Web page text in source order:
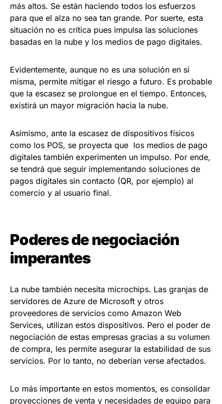
más altos. Se están haciendo todos los esfuerzos
para que el alza no sea tan grande. Por suerte, esta
situación no es crítica pues impulsa las soluciones
basadas en la nube y los medios de pago digitales.
Evidentemente, aunque no es una solución en sí
misma, permite mitigar el riesgo a futuro. Es probable
que la escasez se prolongue en el tiempo. Entonces,
existirá un mayor migración hacia la nube.
Asimismo, ante la escasez de dispositivos físicos
como los POS, se proyecta que los medios de pago
digitales también experimenten un impulso. Por ende,
se tendrá que seguir implementando soluciones de
pagos digitales sin contacto (QR, por ejemplo) al
comercio y al usuario final.
Poderes de negociación
imperantes
La nube también necesita microchips. Las granjas de
servidores de Azure de Microsoft y otros
proveedores de servicios como Amazon Web
Services, utilizan estos dispositivos. Pero el poder de
negociación de estas empresas gracias a su volumen
de compra, les permite asegurar la estabilidad de sus
servicios. Por lo tanto, no deberían verse afectados.
Lo más importante en estos momentos, es consolidar
proyecciones de venta y necesidades de equipo para